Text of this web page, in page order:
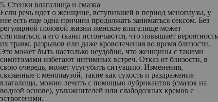
5. Стенки влагалища и смазка
Если речь идет о женщине, вступившей в период менопаузы, у
нее есть еще одна причина продолжать заниматься сексом. Без
регулярной половой жизни женское влагалище может
стягиваться, а его ткани истончаются, что повышает вероятность
их травм, разрывов или даже кровотечения во время близости.
Это может быть настолько неудобно, что женщины с такими
симптомами избегают интимных встреч. Отказ от близости, в
свою очередь, может усугубить ситуацию. Изменения,
связанные с менопаузой, такие как сухость и раздражение
влагалища, можно лечить с помощью лубрикантов (смазок на
водной основе), увлажнителей или слабодозных кремов с
эстрогенами.